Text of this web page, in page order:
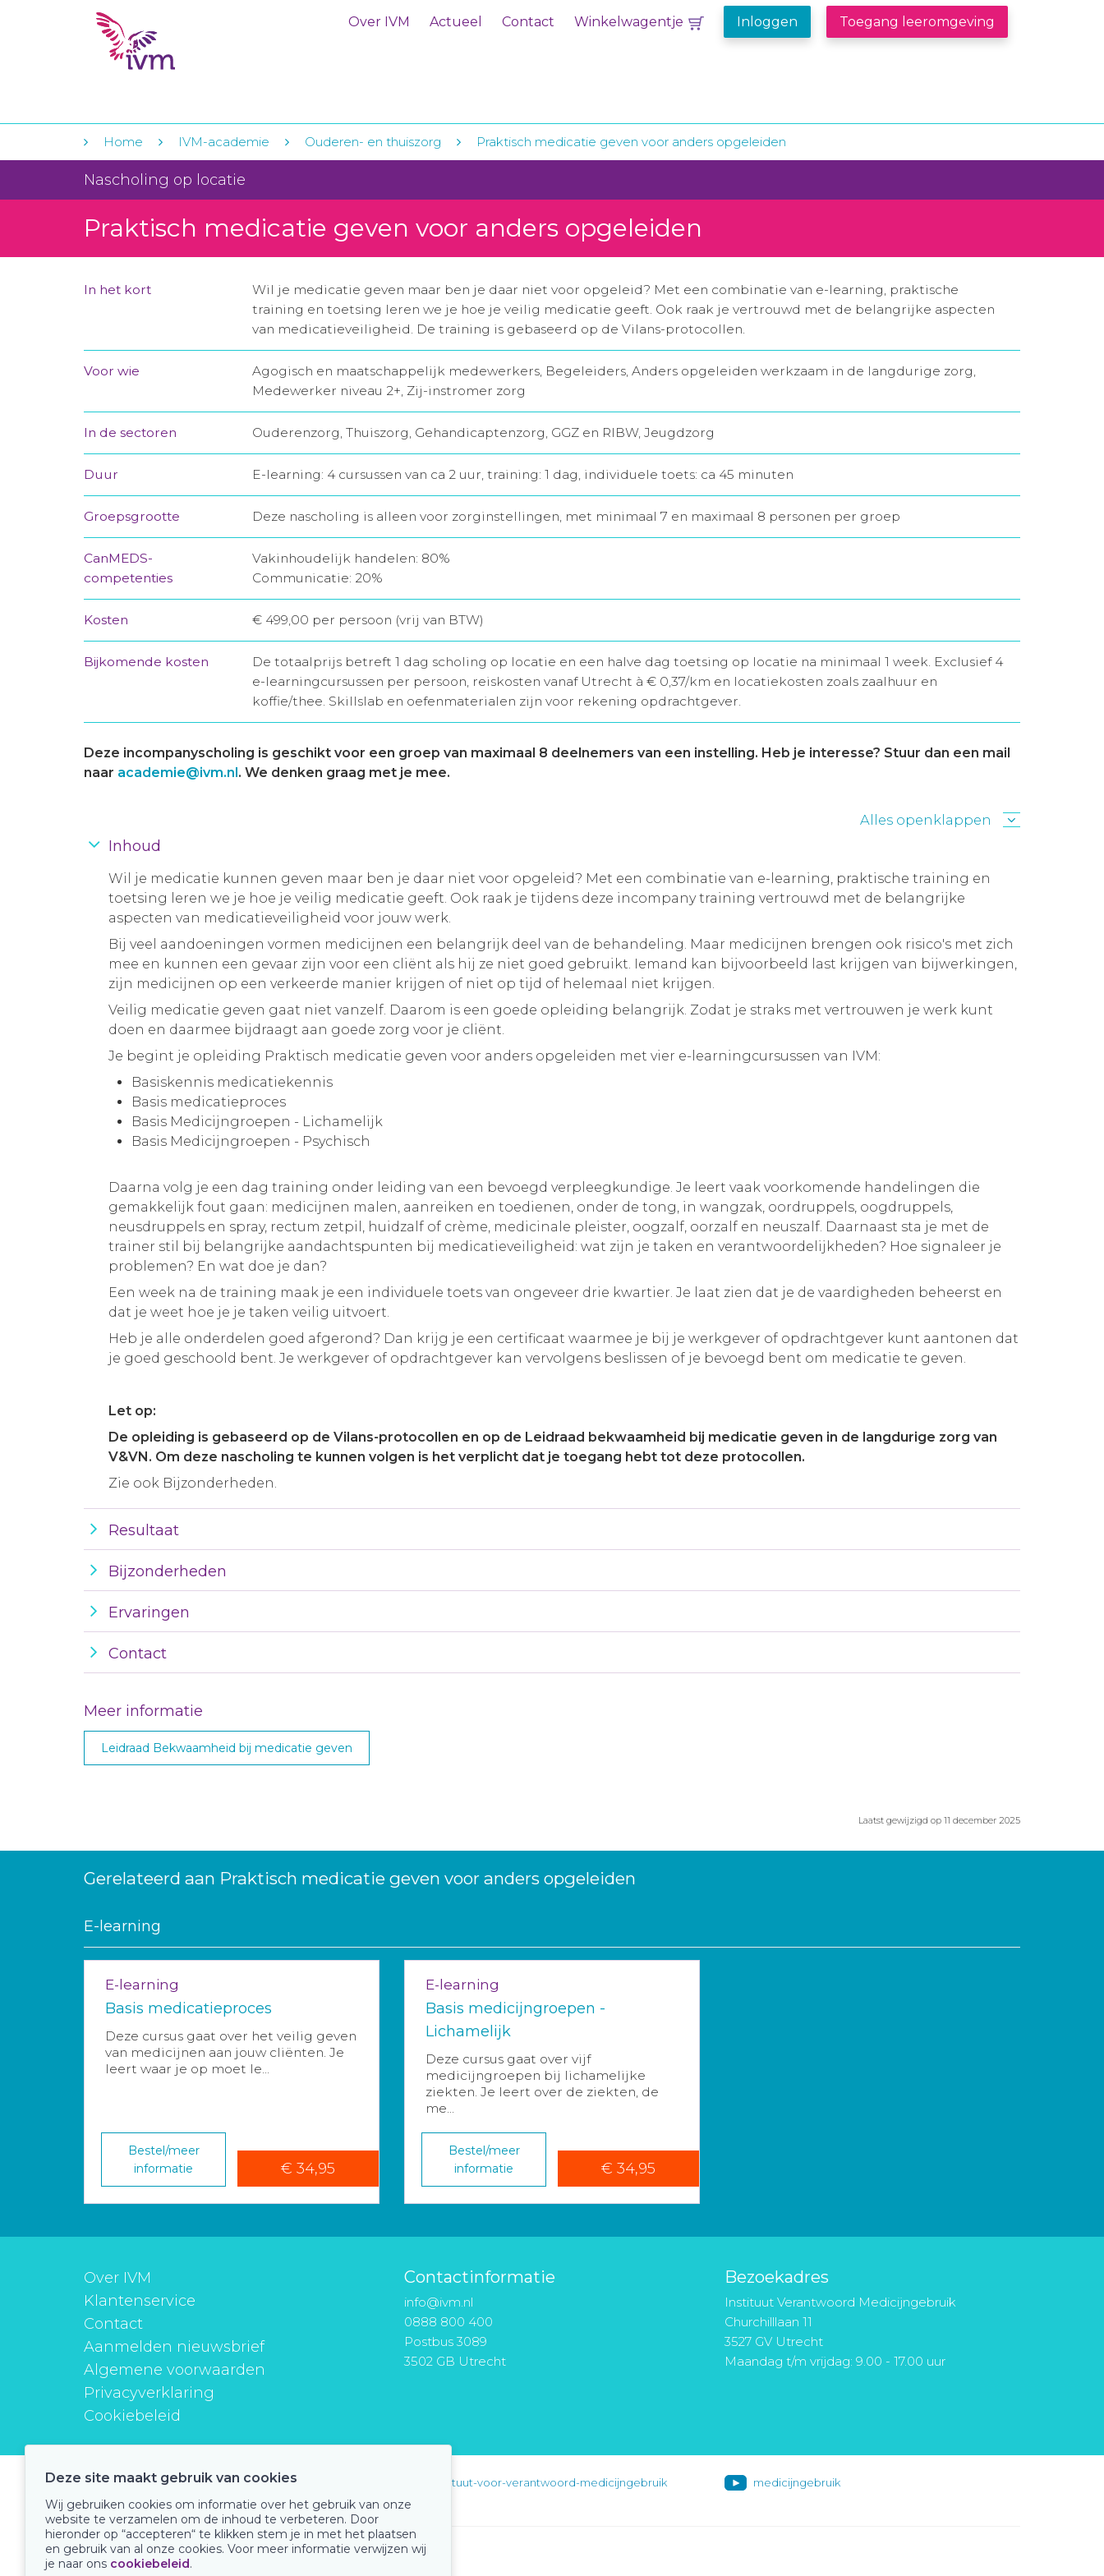
Over IVM Actueel Contact Winkelwagentje Inloggen Toegang leeromgeving
Home IVM-academie Ouderen- en thuiszorg Praktisch medicatie geven voor anders opgeleiden
Nascholing op locatie
Praktisch medicatie geven voor anders opgeleiden
In het kort
Wil je medicatie geven maar ben je daar niet voor opgeleid? Met een combinatie van e-learning, praktische
training en toetsing leren we je hoe je veilig medicatie geeft. Ook raak je vertrouwd met de belangrijke aspecten
van medicatieveiligheid. De training is gebaseerd op de Vilans-protocollen.
Voor wie
Agogisch en maatschappelijk medewerkers, Begeleiders, Anders opgeleiden werkzaam in de langdurige zorg,
Medewerker niveau 2+, Zij-instromer zorg
In de sectoren Ouderenzorg, Thuiszorg, Gehandicaptenzorg, GGZ en RIBW, Jeugdzorg
Duur E-learning: 4 cursussen van ca 2 uur, training: 1 dag, individuele toets: ca 45 minuten
Groepsgrootte Deze nascholing is alleen voor zorginstellingen, met minimaal 7 en maximaal 8 personen per groep
CanMEDS-
competenties
Vakinhoudelijk handelen: 80%
Communicatie: 20%
Kosten € 499,00 per persoon (vrij van BTW)
Bijkomende kosten
De totaalprijs betreft 1 dag scholing op locatie en een halve dag toetsing op locatie na minimaal 1 week. Exclusief 4
e-learningcursussen per persoon, reiskosten vanaf Utrecht à € 0,37/km en locatiekosten zoals zaalhuur en
koffie/thee. Skillslab en oefenmaterialen zijn voor rekening opdrachtgever.
Deze incompanyscholing is geschikt voor een groep van maximaal 8 deelnemers van een instelling. Heb je interesse? Stuur dan een mail
naar academie@ivm.nl. We denken graag met je mee.
Alles openklappen
Inhoud
Wil je medicatie kunnen geven maar ben je daar niet voor opgeleid? Met een combinatie van e-learning, praktische training en
toetsing leren we je hoe je veilig medicatie geeft. Ook raak je tijdens deze incompany training vertrouwd met de belangrijke
aspecten van medicatieveiligheid voor jouw werk.
Bij veel aandoeningen vormen medicijnen een belangrijk deel van de behandeling. Maar medicijnen brengen ook risico's met zich
mee en kunnen een gevaar zijn voor een cliënt als hij ze niet goed gebruikt. Iemand kan bijvoorbeeld last krijgen van bijwerkingen,
zijn medicijnen op een verkeerde manier krijgen of niet op tijd of helemaal niet krijgen.
Veilig medicatie geven gaat niet vanzelf. Daarom is een goede opleiding belangrijk. Zodat je straks met vertrouwen je werk kunt
doen en daarmee bijdraagt aan goede zorg voor je cliënt.
Je begint je opleiding Praktisch medicatie geven voor anders opgeleiden met vier e-learningcursussen van IVM:
Basiskennis medicatiekennis
Basis medicatieproces
Basis Medicijngroepen - Lichamelijk
Basis Medicijngroepen - Psychisch
Daarna volg je een dag training onder leiding van een bevoegd verpleegkundige. Je leert vaak voorkomende handelingen die
gemakkelijk fout gaan: medicijnen malen, aanreiken en toedienen, onder de tong, in wangzak, oordruppels, oogdruppels,
neusdruppels en spray, rectum zetpil, huidzalf of crème, medicinale pleister, oogzalf, oorzalf en neuszalf. Daarnaast sta je met de
trainer stil bij belangrijke aandachtspunten bij medicatieveiligheid: wat zijn je taken en verantwoordelijkheden? Hoe signaleer je
problemen? En wat doe je dan?
Een week na de training maak je een individuele toets van ongeveer drie kwartier. Je laat zien dat je de vaardigheden beheerst en
dat je weet hoe je je taken veilig uitvoert.
Heb je alle onderdelen goed afgerond? Dan krijg je een certificaat waarmee je bij je werkgever of opdrachtgever kunt aantonen dat
je goed geschoold bent. Je werkgever of opdrachtgever kan vervolgens beslissen of je bevoegd bent om medicatie te geven.
Let op:
De opleiding is gebaseerd op de Vilans-protocollen en op de Leidraad bekwaamheid bij medicatie geven in de langdurige zorg van
V&VN. Om deze nascholing te kunnen volgen is het verplicht dat je toegang hebt tot deze protocollen.
Zie ook Bijzonderheden.
Resultaat
Bijzonderheden
Ervaringen
Contact
Meer informatie
Leidraad Bekwaamheid bij medicatie geven
Laatst gewijzigd op 11 december 2025
Gerelateerd aan Praktisch medicatie geven voor anders opgeleiden
E-learning
E-learning
Basis medicatieproces
Deze cursus gaat over het veilig geven
van medicijnen aan jouw cliënten. Je
leert waar je op moet le...
Bestel/meer
informatie
€ 34,95
E-learning
Basis medicijngroepen -
Lichamelijk
Deze cursus gaat over vijf
medicijngroepen bij lichamelijke
ziekten. Je leert over de ziekten, de
me...
Bestel/meer
informatie
€ 34,95
Over IVM
Klantenservice
Contact
Aanmelden nieuwsbrief
Algemene voorwaarden
Privacyverklaring
Cookiebeleid
Contactinformatie
info@ivm.nl
0888 800 400
Postbus 3089
3502 GB Utrecht
Bezoekadres
Instituut Verantwoord Medicijngebruik
Churchilllaan 11
3527 GV Utrecht
Maandag t/m vrijdag: 9.00 - 17.00 uur
instituutverantwoordmedicijngebruik instituut-voor-verantwoord-medicijngebruik medicijngebruik
Onze keurmerken
Deze site maakt gebruik van cookies
Wij gebruiken cookies om informatie over het gebruik van onze
website te verzamelen om de inhoud te verbeteren. Door
hieronder op “accepteren“ te klikken stem je in met het plaatsen
en gebruik van al onze cookies. Voor meer informatie verwijzen wij
je naar ons cookiebeleid.